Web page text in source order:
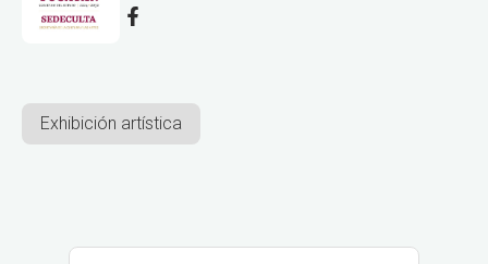
Exhibición artística